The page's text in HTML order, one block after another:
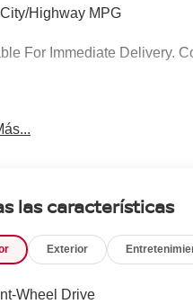
Highway MPG
For Immediate Delivery.
8999.
las características
Exterior
Wheel Drive